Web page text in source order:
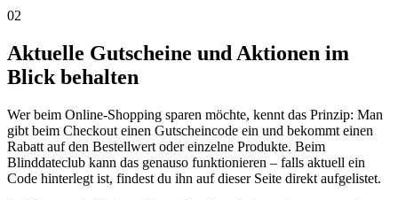
02
Aktuelle Gutscheine und Aktionen im
Blick behalten
Wer beim Online-Shopping sparen möchte, kennt das Prinzip: Man
gibt beim Checkout einen Gutscheincode ein und bekommt einen
Rabatt auf den Bestellwert oder einzelne Produkte. Beim
Blinddateclub kann das genauso funktionieren – falls aktuell ein
Code hinterlegt ist, findest du ihn auf dieser Seite direkt aufgelistet.